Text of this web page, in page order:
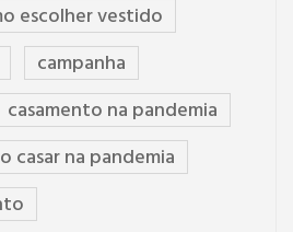
escolher vestido
campanha
casamento na pandemia
casar na pandemia